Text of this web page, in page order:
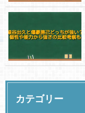
カテゴリー